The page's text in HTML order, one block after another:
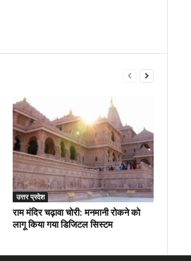
उत्तर प्रदेश
राम मंदिर चढ़ावा चोरी: मनमानी रोकने को
लागू किया गया डिजिटल सिस्टम